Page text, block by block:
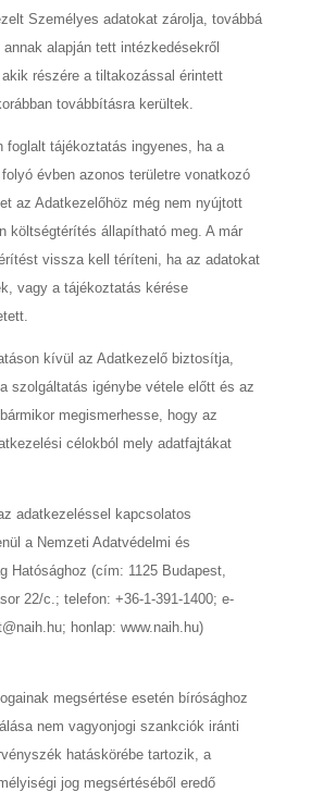
Személyes adatokat zárolja, továbbá
alapján tett intézkedésekről
részére a tiltakozással érintett
továbbításra kerültek.
foglalt tájékoztatás ingyenes, ha a
évben azonos területre vonatkozó
az Adatkezelőhöz még nem nyújtott
költségtérítés állapítható meg. A már
vissza kell téríteni, ha az adatokat
vagy a tájékoztatás kérése
kívül az Adatkezelő biztosítja,
szolgáltatás igénybe vétele előtt és az
megismerhesse, hogy az
célokból mely adatfajtákat
adatkezeléssel kapcsolatos
a Nemzeti Adatvédelmi és
Hatósághoz (cím: 1125 Budapest,
22/c.; telefon: +36-1-391-1400; e-
honlap: www.naih.hu)
megsértése esetén bírósághoz
nem vagyonjogi szankciók iránti
hatáskörébe tartozik, a
jog megsértéséből eredő